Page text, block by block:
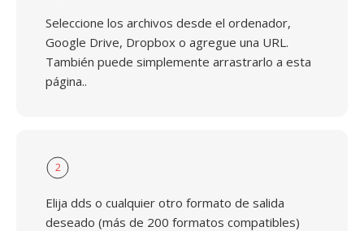
Seleccione los archivos desde el ordenador,
Google Drive, Dropbox o agregue una URL.
También puede simplemente arrastrarlo a esta
página..
2
Elija dds o cualquier otro formato de salida
deseado (más de 200 formatos compatibles)